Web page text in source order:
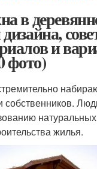
в
и
фото)
собственников.
жилья.